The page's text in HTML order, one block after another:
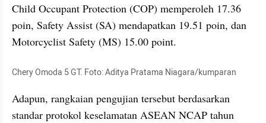
Child Occupant Protection (COP) memperoleh 17.36
poin, Safety Assist (SA) mendapatkan 19.51 poin, dan
Motorcyclist Safety (MS) 15.00 point.
Chery Omoda 5 GT. Foto: Aditya Pratama Niagara/kumparan
Adapun, rangkaian pengujian tersebut berdasarkan
standar protokol keselamatan ASEAN NCAP tahun